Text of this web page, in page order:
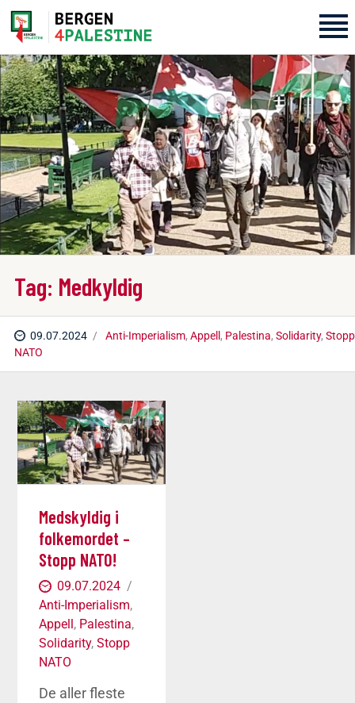
Tag: Medkyldig
09.07.2024 Anti-Imperialism, Appell, Palestina, Solidarity, Stopp
NATO
Home
Aktiviteter
Bli med på laget!
Om oss
Medskyldig i
folkemordet –
Stopp NATO!
09.07.2024
Anti-Imperialism,
Appell, Palestina,
Solidarity,Stopp
NATO
De aller fleste